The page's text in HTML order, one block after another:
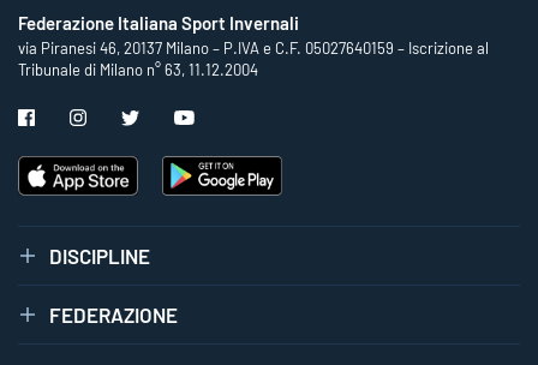
Federazione Italiana Sport Invernali
via Piranesi 46, 20137 Milano – P.IVA e C.F. 05027640159 – Iscrizione al
Tribunale di Milano n° 63, 11.12.2004
DISCIPLINE
FEDERAZIONE